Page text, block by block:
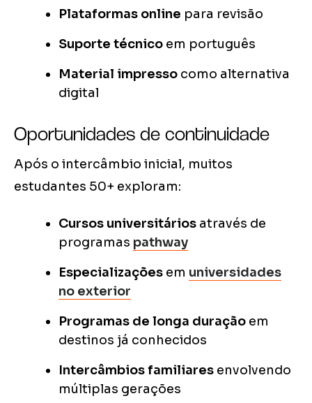
Plataformas online para revisão
Suporte técnico em português
Material impresso como alternativa
digital
Oportunidades de continuidade
Após o intercâmbio inicial, muitos
estudantes 50+ exploram:
Cursos universitários através de
programas pathway
Especializações em universidades
no exterior
Programas de longa duração em
destinos já conhecidos
Intercâmbios familiares envolvendo
múltiplas gerações